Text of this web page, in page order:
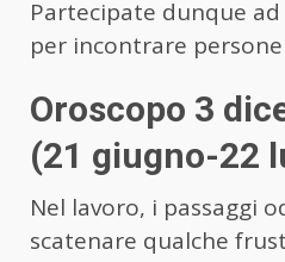
Partecipate dunque
per incontrare
Oroscopo 3
(21 giugno-22
Nel lavoro, i passaggi
scatenare qualche